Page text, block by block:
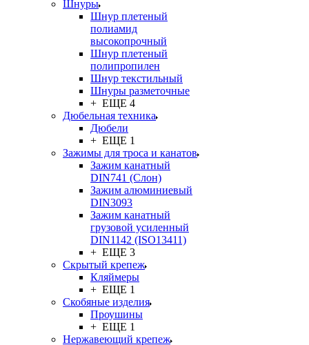
Шнуры
Шнур плетеный
полиамид
высокопрочный
Шнур плетеный
полипропилен
Шнур текстильный
Шнуры разметочные
+ ЕЩЕ 4
Дюбельная техника
Дюбели
+ ЕЩЕ 1
Зажимы для троса и канатов
Зажим канатный
DIN741 (Cлон)
Зажим алюминиевый
DIN3093
Зажим канатный
грузовой усиленный
DIN1142 (ISO13411)
+ ЕЩЕ 3
Скрытый крепеж
Кляймеры
+ ЕЩЕ 1
Скобяные изделия
Проушины
+ ЕЩЕ 1
Нержавеющий крепеж